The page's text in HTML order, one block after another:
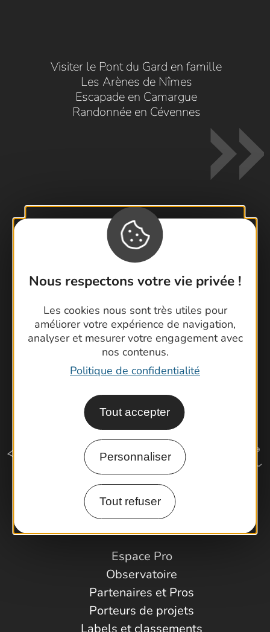
Nous respectons votre vie privée !
Les cookies nous sont très utiles pour
améliorer votre expérience de navigation,
analyser et mesurer votre engagement avec
nos contenus.
Politique de confidentialité
Tout accepter
Personnaliser
Tout refuser
Visiter le Pont du Gard en famille
Les Arènes de Nîmes
Escapade en Camargue
Randonnée en Cévennes
Contactez-nous !
Foire aux questions
Brochures
Cartoguides et Topoguides
Latitude Gard
Comment venir ?
Espace Pro
Observatoire
Partenaires et Pros
Porteurs de projets
Labels et classements